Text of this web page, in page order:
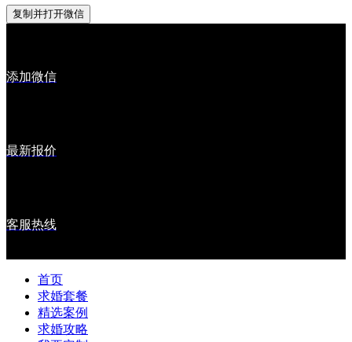
复制并打开微信
添加微信
最新报价
客服热线
首页
求婚套餐
精选案例
求婚攻略